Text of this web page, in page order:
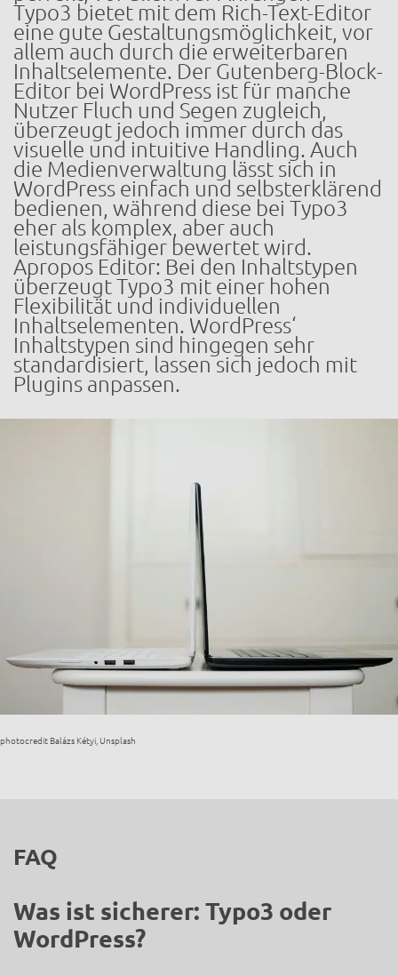
Typo3 bietet mit dem Rich-Text-Editor
eine gute Gestaltungsmöglichkeit, vor
allem auch durch die erweiterbaren
Inhaltselemente. Der Gutenberg-Block-
Editor bei WordPress ist für manche
Nutzer Fluch und Segen zugleich,
überzeugt jedoch immer durch das
visuelle und intuitive Handling. Auch
die Medienverwaltung lässt sich in
WordPress einfach und selbsterklärend
bedienen, während diese bei Typo3
eher als komplex, aber auch
leistungsfähiger bewertet wird.
Apropos Editor: Bei den Inhaltstypen
überzeugt Typo3 mit einer hohen
Flexibilität und individuellen
Inhaltselementen. WordPress‘
Inhaltstypen sind hingegen sehr
standardisiert, lassen sich jedoch mit
Plugins anpassen.
photocredit Balázs Kétyi, Unsplash
FAQ
Was ist sicherer: Typo3 oder
WordPress?